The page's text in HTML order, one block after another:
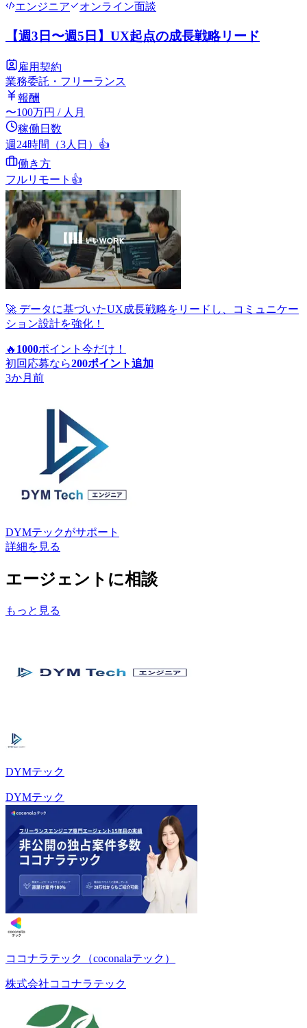
エンジニア
オンライン面談
【週3日〜週5日】UX起点の成長戦略リード
雇用契約
業務委託・フリーランス
報酬
〜100万円 / 人月
稼働日数
週24時間（3人日） 👍
働き方
フルリモート 👍
🚀 データに基づいたUX成長戦略をリードし、コミュニケー
ション設計を強化！
🔥 1000ポイント 今だけ！
初回応募なら200ポイント追加
3か月前
DYMテックがサポート
詳細を見る
エージェントに相談
もっと見る
DYMテック
DYMテック
ココナラテック（coconalaテック）
株式会社ココナラテック